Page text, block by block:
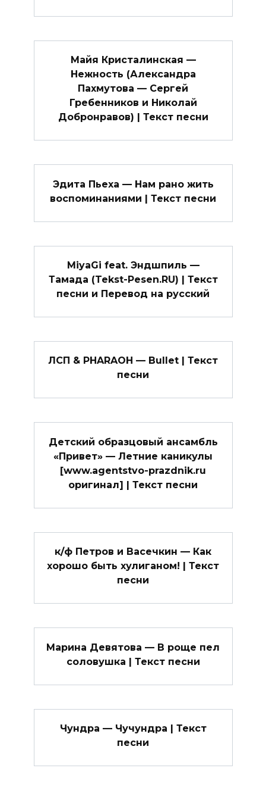
Майя Кристалинская —
Нежность (Александра
Пахмутова — Сергей
Гребенников и Николай
Добронравов) | Текст песни
Эдита Пьеха — Нам рано жить
воспоминаниями | Текст песни
MiyaGi feat. Эндшпиль —
Тамада (Tekst-Pesen.RU) | Текст
песни и Перевод на русский
ЛСП & PHARAOH — Bullet | Текст
песни
Детский образцовый ансамбль
«Привет» — Летние каникулы
[www.agentstvo-prazdnik.ru
оригинал] | Текст песни
к/ф Петров и Васечкин — Как
хорошо быть хулиганом! | Текст
песни
Марина Девятова — В роще пел
соловушка | Текст песни
Чундра — Чучундра | Текст
песни